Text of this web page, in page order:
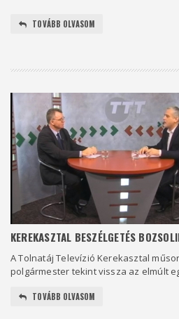
TOVÁBB OLVASOM
KEREKASZTAL BESZÉLGETÉS
A Tolnatáj Televízió Kerekasztal
polgármester tekint vissza az elmúlt
TOVÁBB OLVASOM